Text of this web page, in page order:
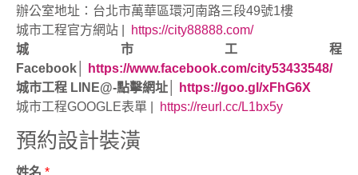
辦公室地址：台北市萬華區環河南路三段49號1樓
城市工程官方網站 |
https://city88888.com/
城市工程
Facebook│
https://www.facebook.com/city53433548/
城市工程 LINE@-點擊網址│
https://goo.gl/xFhG6X
城市工程GOOGLE表單 |
https://reurl.cc/L1bx5y
預約設計裝潢